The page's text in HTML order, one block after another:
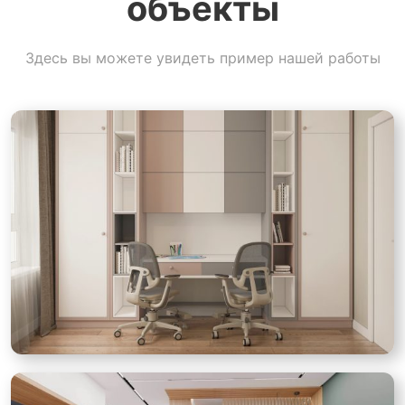
Здесь вы можете увидеть пример нашей работы